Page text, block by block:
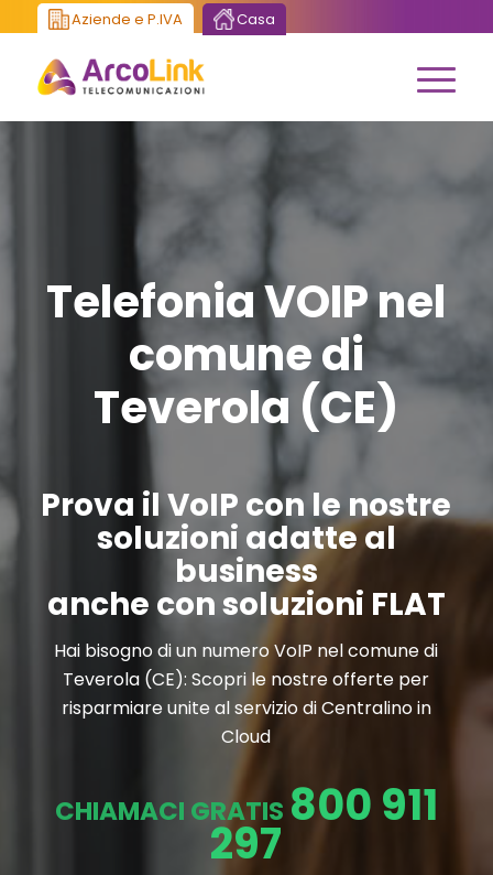
Aziende e P.IVA Casa
Telefonia VOIP nel
comune di
Teverola (CE)
Prova il VoIP con le nostre
soluzioni adatte al
business
anche con soluzioni FLAT
Hai bisogno di un numero VoIP nel comune di
Teverola (CE): Scopri le nostre offerte per
risparmiare unite al servizio di Centralino in
Cloud
CHIAMACI GRATIS 800 911
297